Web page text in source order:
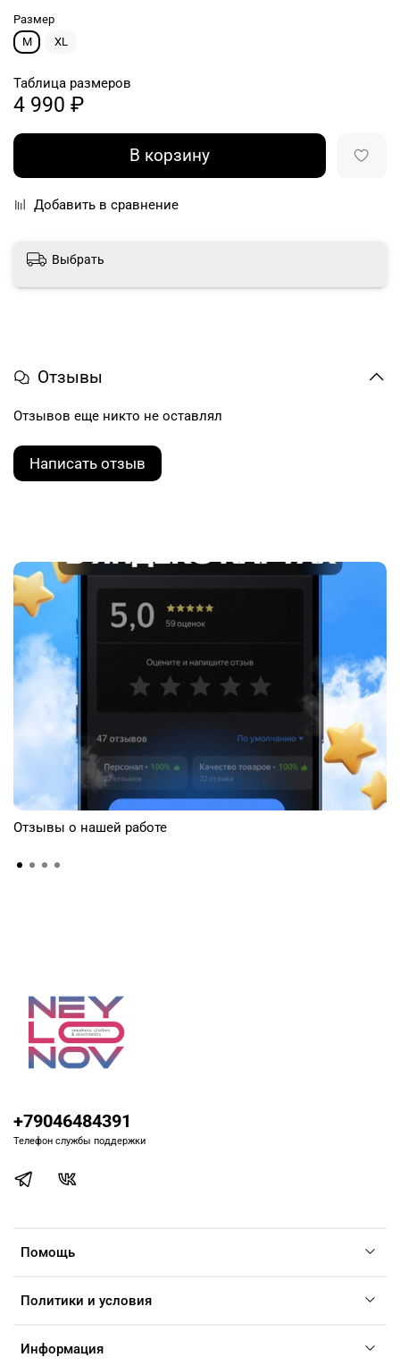
Размер
M
XL
Таблица размеров
4 990 ₽
В корзину
Добавить в сравнение
Выбрать
Отзывы
Отзывов еще никто не оставлял
Написать отзыв
Отзывы о нашей работе
Помощь
Политики и условия
Информация
+79046484391
Телефон службы поддержки